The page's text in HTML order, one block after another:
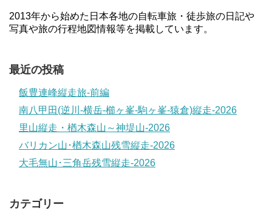
2013年から始めた日本各地の自転車旅・徒歩旅の日記や
写真や旅の行程地図情報等を掲載しています。
最近の投稿
飯豊連峰縦走旅-前編
南八甲田(逆川-横岳-櫛ヶ峯-駒ヶ峯-猿倉)縦走-2026
里山縦走・楢木森山～神堤山-2026
バリカン山･楢木森山残雪縦走-2026
大毛無山･三角岳残雪縦走-2026
カテゴリー